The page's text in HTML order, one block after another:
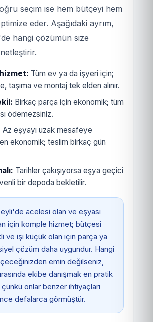
seçim ise hem bütçeyi hem
eder. Aşağıdaki ayrım,
hangi çözümün size
Tüm ev ya da işyeri için;
taşıma ve montaj tek elden alınır.
Birkaç parça için ekonomik; tüm
ödemezsiniz.
Az eşyayı uzak mesafeye
ekonomik; teslim birkaç gün
Tarihler çakışıyorsa eşya geçici
bir depoda bekletilir.
acelesi olan ve eşyası
için komple hizmet; bütçesi
ve işi küçük olan için parça ya
çözüm daha uygundur. Hangi
emin değilseniz,
ekibe danışmak en pratik
onlar benzer ihtiyaçları
defalarca görmüştür.